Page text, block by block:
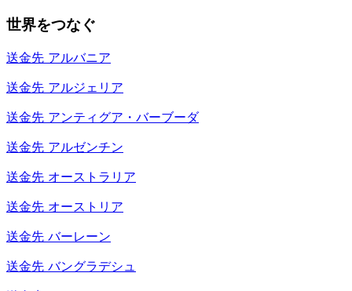
世界をつなぐ
送金先 アルバニア
送金先 アルジェリア
送金先 アンティグア・バーブーダ
送金先 アルゼンチン
送金先 オーストラリア
送金先 オーストリア
送金先 バーレーン
送金先 バングラデシュ